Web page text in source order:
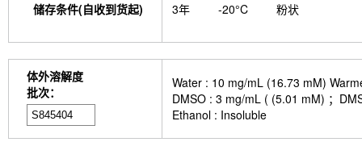
储存条件(自收到货起) 3年 -20°C 粉状
体外溶解度
批次：
Water : 10 mg/mL (16.73 mM)
DMSO : 3 mg/mL ( (5.01 mM) ；
Ethanol : Insoluble